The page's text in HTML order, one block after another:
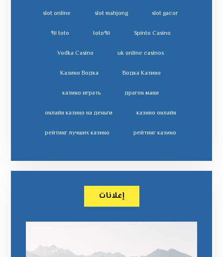
slot gacor
slot mahjong
slot online
Spinto Casino toto٩١١ toto ٩١١
uk online casinos
Vodka Casino
Водка Казино
Казино Водка
драгон мани
казино играть
казино онлайн
онлайн казино на деньги
рейтинг казино
рейтинг лучших казино
إعلانات